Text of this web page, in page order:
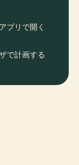
プリで開く
で計画する